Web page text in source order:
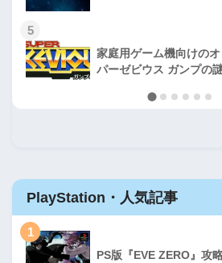
5
家庭用ゲーム機向けの
パーゼビウス ガンプの謎
PlayStation・人気記事
1
PS版『EVE ZERO』攻